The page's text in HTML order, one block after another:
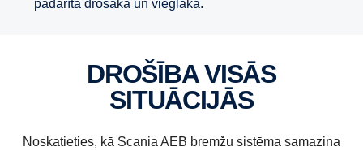
padarīta drošāka un vieglāka.
DROŠĪBA VISĀS
SITUĀCIJĀS
Noskatieties, kā Scania AEB bremžu sistēma samazina